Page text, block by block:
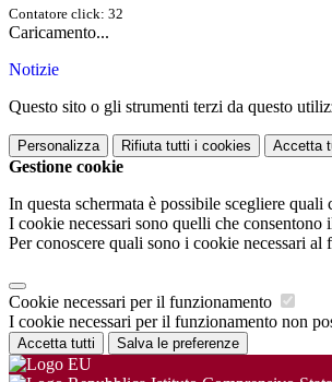
Contatore click: 32
Caricamento...
Notizie
Questo sito o gli strumenti terzi da questo
Personalizza Rifiuta tutti i cookies Accetta
Gestione cookie
In questa schermata è possibile scegliere quali
I cookie necessari sono quelli che
Per conoscere quali sono i cookie necessari
Cookie necessari per il funzionamento
I cookie necessari per il funzionamento non
Accetta tutti Salva le preferenze